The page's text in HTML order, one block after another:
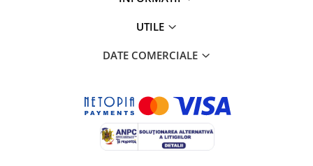
UTILE
DATE COMERCIALE